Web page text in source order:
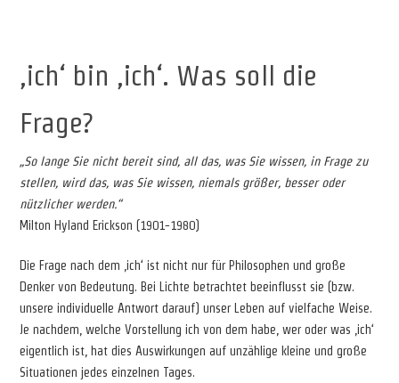
‚ich‘ bin ‚ich‘. Was soll die
Frage?
„So lange Sie nicht bereit sind, all das, was Sie wissen, in Frage zu
stellen, wird das, was Sie wissen, niemals größer, besser oder
nützlicher werden.“
Milton Hyland Erickson (1901-1980)
Die Frage nach dem ‚ich‘ ist nicht nur für Philosophen und große
Denker von Bedeutung. Bei Lichte betrachtet beeinflusst sie (bzw.
unsere individuelle Antwort darauf) unser Leben auf vielfache Weise.
Je nachdem, welche Vorstellung ich von dem habe, wer oder was ‚ich‘
eigentlich ist, hat dies Auswirkungen auf unzählige kleine und große
Situationen jedes einzelnen Tages.